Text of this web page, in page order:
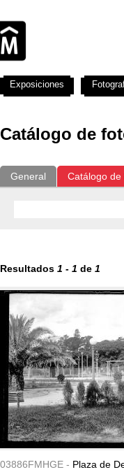
Catálogo de
General Catálogo
Resultados 1 - 1 de 1
03886FMHGE - Plaza de
Exposiciones